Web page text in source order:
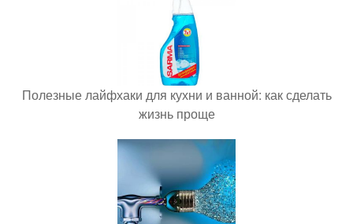
Полезные лайфхаки для кухни и ванной: как сделать
жизнь проще